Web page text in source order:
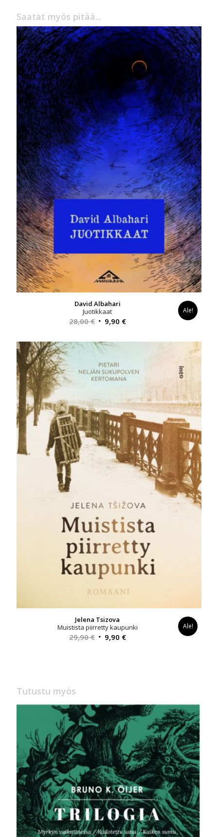
Saatat myös pitää...
David Albahari
Juotikkaat
28,00€ Alkuperäinen
oli:
28,00 €.
9,90 €Nykyinen
on:
Ale!
Jelena Tsizova
Muistista piirretty kaupunki
29,90€ Alkuperäinen
9,90 €Nykyinen
Ale!
Tutustu myös